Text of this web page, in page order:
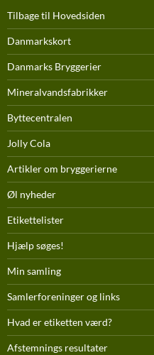
Tilbage til Hovedsiden
Danmarkskort
Danmarks Bryggerier
Mineralvandsfabrikker
Byttecentralen
Jolly Cola
Artikler om bryggerierne
Øl nyheder
Etikettelister
Hjælp søges!
Min samling
Samlerforeninger og links
Hvad er etiketten værd?
Afstemnings resultater